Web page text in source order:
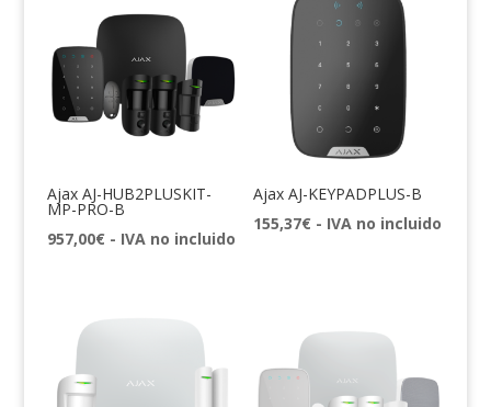
Ajax AJ-HUB2PLUSKIT-
MP-PRO-B
957,00€ - IVA no incluido
Ajax AJ-KEYPADPLUS-B
155,37€ - IVA no incluido